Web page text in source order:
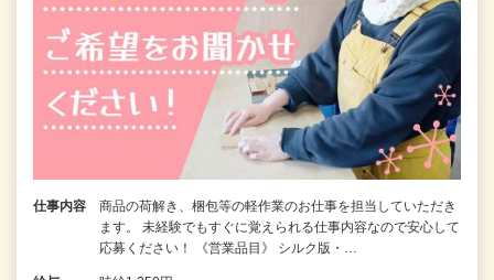
仕事内容
商品の荷解き、梱包等の軽作業のお仕事を担当していただき
ます。 未経験でもすぐに覚えられる仕事内容なので安心して
応募ください！ 《営業品目》 シルク版・…